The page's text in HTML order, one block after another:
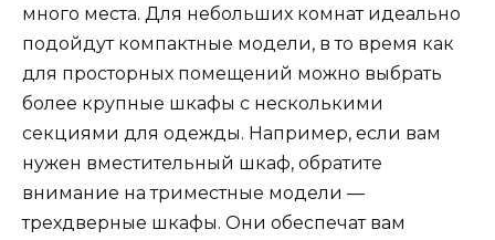
много места. Для небольших комнат идеально
подойдут компактные модели, в то время как
для просторных помещений можно выбрать
более крупные шкафы с несколькими
секциями для одежды. Например, если вам
нужен вместительный шкаф, обратите
внимание на триместные модели —
трехдверные шкафы. Они обеспечат вам